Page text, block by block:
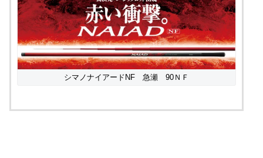
シマノナイアードNF 急瀬 90ＮＦ